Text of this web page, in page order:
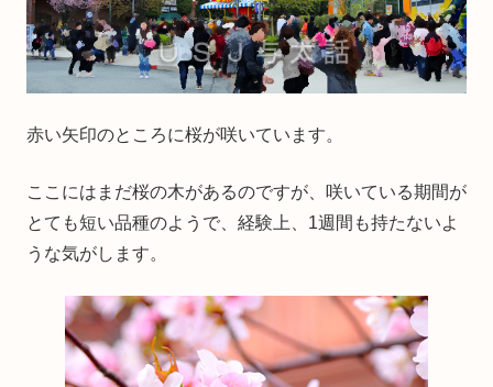
赤い矢印のところに桜が咲いています。
ここにはまだ桜の木があるのですが、咲いている期間が
とても短い品種のようで、経験上、1週間も持たないよ
うな気がします。